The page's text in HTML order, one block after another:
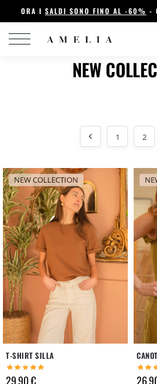
ORA I SALDI SONO FINO AL -60% -
NEW
1 2
NEW COLLECTION
T-SHIRT SILLA
29,90€